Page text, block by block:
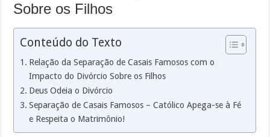
Sobre os Filhos
Conteúdo do Texto
Relação da Separação de Casais Famosos com o
Impacto do Divórcio Sobre os Filhos
Deus Odeia o Divórcio
Separação de Casais Famosos – Católico Apega-se à Fé
e Respeita o Matrimônio!